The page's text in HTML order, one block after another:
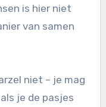
is hier niet
van samen
niet – je mag
je de pasjes